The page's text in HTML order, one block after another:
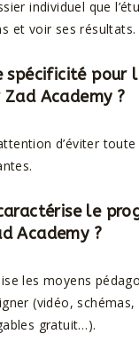
individuel que
et voir ses résultats.
pour
Zad Academy ?
d’éviter
le
Academy?
les moyens
(vidéo, schémas,
gratuit…).